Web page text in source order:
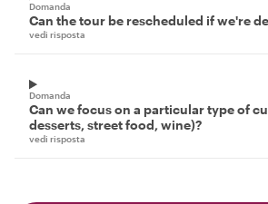
Domanda
Can the tour be rescheduled if we're
vedi risposta
Domanda
Can we focus on a particular type of
desserts, street food, wine)?
vedi risposta